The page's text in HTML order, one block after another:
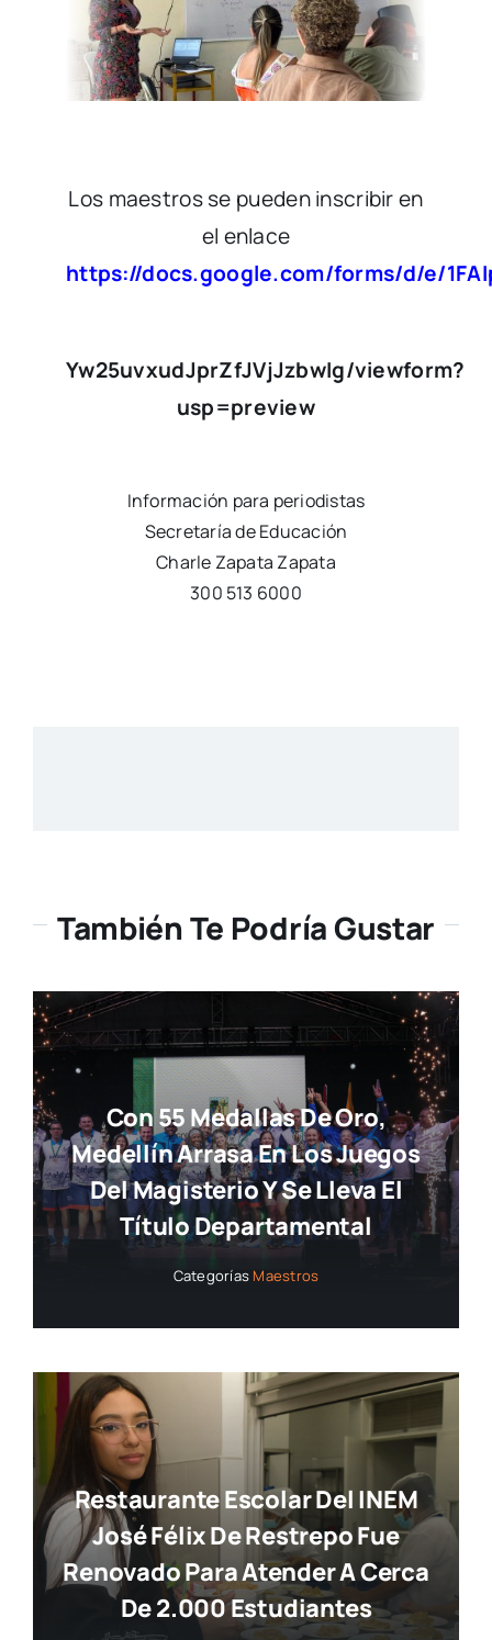
Los maestros se pueden inscribir en
el enlace
https://docs.google.com/forms/d/e/
Yw25uvxudJprZfJVjJzbwIg/viewform?
usp=preview
Información para periodistas
Secretaría de Educación
Charle Zapata Zapata
300 513 6000
También Te Podría Gustar
Con 55 Medallas De Oro,
Medellín Arrasa En Los Juegos
Del Magisterio Y Se Lleva El
Título Departamental
Categorías Maestros
Restaurante Escolar Del INEM
José Félix De Restrepo Fue
Renovado Para Atender A Cerca
De 2.000 Estudiantes